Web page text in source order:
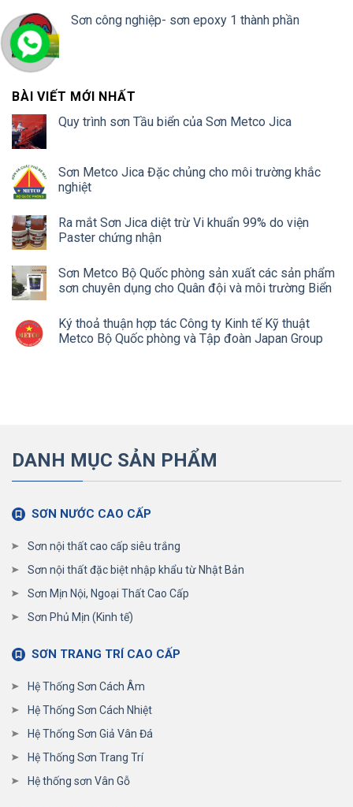
Sơn công nghiệp- sơn epoxy 1 thành phần
BÀI VIẾT MỚI NHẤT
Quy trình sơn Tầu biển của Sơn Metco Jica
Sơn Metco Jica Đặc chủng cho môi trường khắc
nghiệt
Ra mắt Sơn Jica diệt trừ Vi khuẩn 99% do viện
Paster chứng nhận
Sơn Metco Bộ Quốc phòng sản xuất các sản phẩm
sơn chuyên dụng cho Quân đội và môi trường Biển
Ký thoả thuận hợp tác Công ty Kinh tế Kỹ thuật
Metco Bộ Quốc phòng và Tập đoàn Japan Group
DANH MỤC SẢN PHẨM
SƠN NƯỚC CAO CẤP
Sơn nội thất cao cấp siêu trắng
Sơn nội thất đặc biệt nhập khẩu từ Nhật Bản
Sơn Mịn Nội, Ngoại Thất Cao Cấp
Sơn Phủ Mịn (Kinh tế)
SƠN TRANG TRÍ CAO CẤP
Hệ Thống Sơn Cách Âm
Hệ Thống Sơn Cách Nhiệt
Hệ Thống Sơn Giả Vân Đá
Hệ Thống Sơn Trang Trí
Hệ thống sơn Vân Gỗ